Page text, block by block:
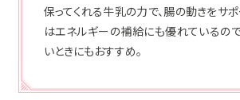
保ってくれる牛乳の力で、 腸の動きをサポ
はエネルギーの補給にも優れているの
いときにもおすすめ。